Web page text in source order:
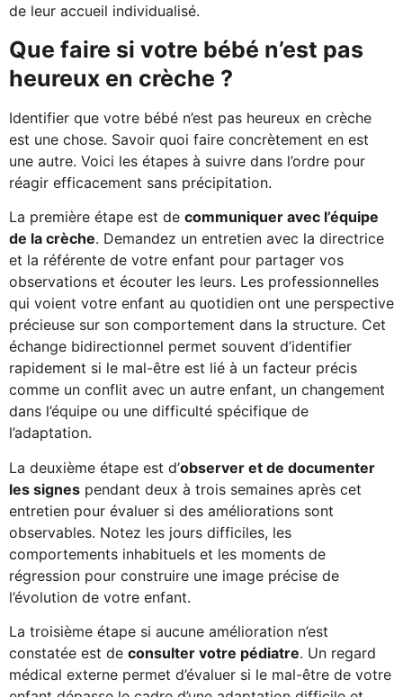
de leur accueil individualisé.
Que faire si votre bébé n’est pas
heureux en crèche ?
Identifier que votre bébé n’est pas heureux en crèche
est une chose. Savoir quoi faire concrètement en est
une autre. Voici les étapes à suivre dans l’ordre pour
réagir efficacement sans précipitation.
La première étape est de communiquer avec l’équipe
de la crèche. Demandez un entretien avec la directrice
et la référente de votre enfant pour partager vos
observations et écouter les leurs. Les professionnelles
qui voient votre enfant au quotidien ont une perspective
précieuse sur son comportement dans la structure. Cet
échange bidirectionnel permet souvent d’identifier
rapidement si le mal-être est lié à un facteur précis
comme un conflit avec un autre enfant, un changement
dans l’équipe ou une difficulté spécifique de
l’adaptation.
La deuxième étape est d’observer et de documenter
les signes pendant deux à trois semaines après cet
entretien pour évaluer si des améliorations sont
observables. Notez les jours difficiles, les
comportements inhabituels et les moments de
régression pour construire une image précise de
l’évolution de votre enfant.
La troisième étape si aucune amélioration n’est
constatée est de consulter votre pédiatre. Un regard
médical externe permet d’évaluer si le mal-être de votre